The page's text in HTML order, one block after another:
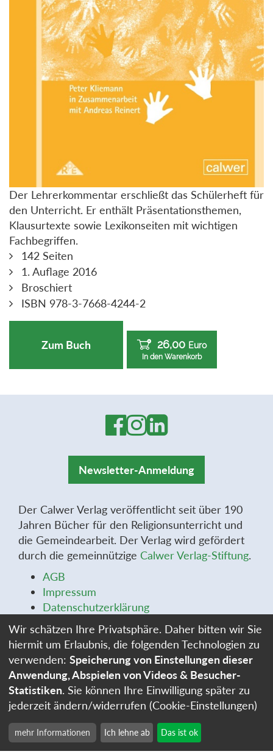
Der Lehrerkommentar erschließt das Schülerheft für
den Unterricht. Er enthält Präsentationsthemen,
Klausurtexte sowie Lexikonseiten mit wichtigen
Fachbegriffen.
142 Seiten
1. Auflage 2016
Broschiert
ISBN 978-3-7668-4244-2
Zum Buch 26,00 Euro
In den Warenkorb
Newsletter-Anmeldung
Der Calwer Verlag veröffentlicht seit über 190
Jahren Bücher für den Religionsunterricht und
die Gemeindearbeit. Der Verlag wird gefördert
durch die gemeinnützige Calwer Verlag-Stiftung.
AGB
Impressum
Datenschutzerklärung
Widerrufsbelehrung
Widerrufsformular
Stellenangebote
Cookie-Einstellungen
Wir schätzen Ihre Privatsphäre. Daher bitten wir Sie
hiermit um Erlaubnis, die folgenden Technologien zu
verwenden: Speicherung von Einstellungen dieser
Anwendung, Abspielen von Videos & Besucher-
Statistiken. Sie können Ihre Einwilligung später zu
jederzeit ändern/widerrufen (Cookie-Einstellungen)
mehr Informationen Ich lehne ab Das ist ok